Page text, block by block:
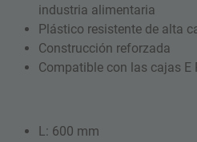
industria alimentaria
Plástico resistente de alta
Construcción reforzada
Compatible con las cajas E
L: 600 mm